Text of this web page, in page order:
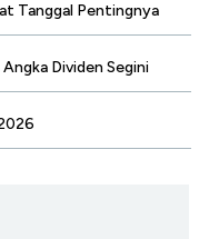
Tanggal Pentingnya
Dividen Segini